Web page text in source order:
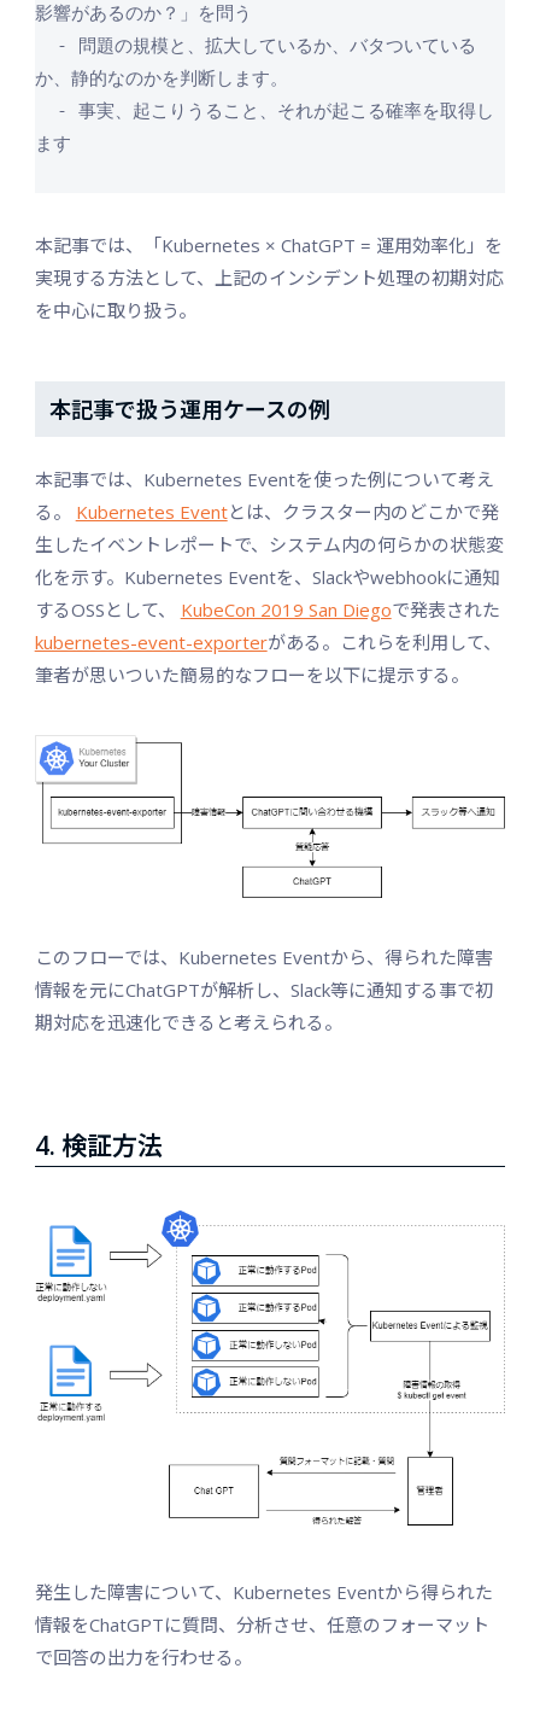
影響があるのか？」を問う
か、静的なのかを判断します。
ます
本記事では、「Kubernetes × ChatGPT = 運用効率化」を
実現する方法として、上記のインシデント処理の初期対応
を中心に取り扱う。
本記事で扱う運用ケースの例
本記事では、Kubernetes Eventを使った例について考え
る。 Kubernetes Eventとは、クラスター内のどこかで発
生したイベントレポートで、システム内の何らかの状態変
化を示す。Kubernetes Eventを、Slackやwebhookに通知
するOSSとして、 KubeCon 2019 San Diegoで発表された
kubernetes-event-exporterがある。これらを利用して、
筆者が思いついた簡易的なフローを以下に提示する。
このフローでは、Kubernetes Eventから、得られた障害
情報を元にChatGPTが解析し、Slack等に通知する事で初
期対応を迅速化できると考えられる。
4. 検証方法
発生した障害について、Kubernetes Eventから得られた
情報をChatGPTに質問、分析させ、任意のフォーマット
で回答の出力を行わせる。